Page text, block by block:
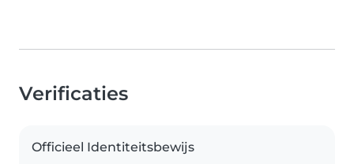
Verificaties
Officieel Identiteitsbewijs